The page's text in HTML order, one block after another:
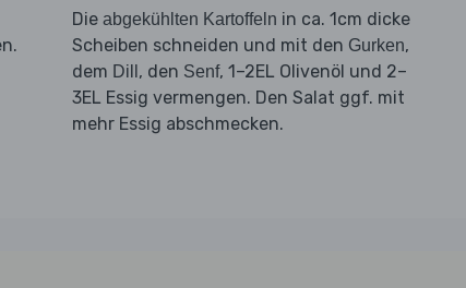
Die abgekühlten Kartoffeln in ca. 1cm dicke
Scheiben schneiden und mit den Gurken,
dem Dill , den Senf, 1–2EL Olivenöl und 2–
3EL Essig vermengen. Den Salat ggf. mit
mehr Essig abschmecken.